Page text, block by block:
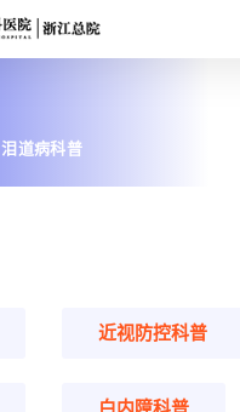
泪道病科普
近视防控科普
白内障科普